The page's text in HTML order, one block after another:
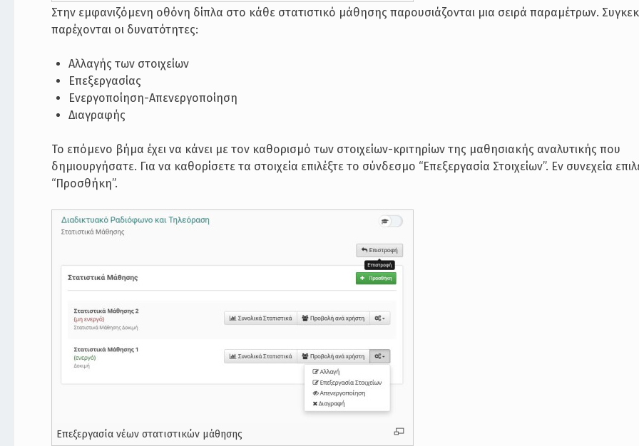
Στην εμφανιζόμενη οθόνη δίπλα στο κάθε στατιστικό μάθησης παρουσιάζονται μια σειρά παραμέτρων.
παρέχονται οι δυνατότητες:
Αλλαγής των στοιχείων
Επεξεργασίας
Ενεργοποίηση-Απενεργοποίηση
Διαγραφής
Το επόμενο βήμα έχει να κάνει με τον καθορισμό των στοιχείων-κριτηρίων της μαθησιακής αναλυτικής που
δημιουργήσατε. Για να καθορίσετε τα στοιχεία επιλέξτε το σύνδεσμο “Επεξεργασία Στοιχείων”. Εν συνεχεία
“Προσθήκη”.
Επεξεργασία νέων στατιστικών μάθησης